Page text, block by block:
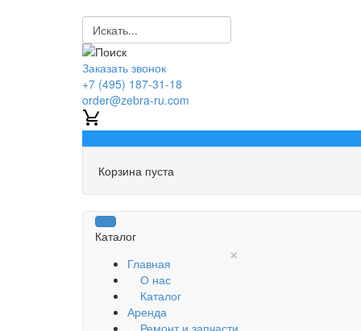
Заказать звонок
+7 (495) 187-31-18
order@zebra-ru.com
Корзина пуста
Каталог
×
Главная
О нас
Каталог
Аренда
Ремонт и запчасти